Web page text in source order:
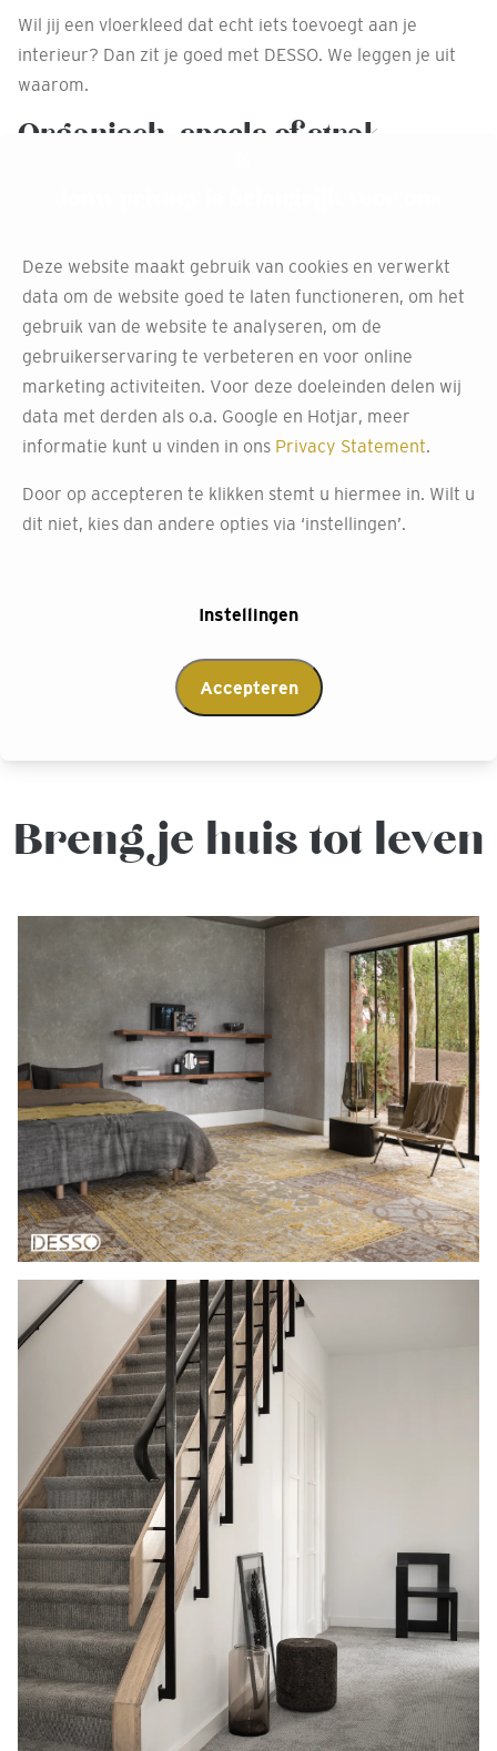
Wil jij een vloerkleed dat echt iets toevoegt aan je
interieur? Dan zit je goed met DESSO. We leggen je uit
waarom.
Organisch, speels of strak,
vormen. Denk aan kidney, pebble of een combinatie van
vormen die prachtig in elkaar overvloeien. Helemaal
bijzonder wordt het wanneer je twee verschillende
kwaliteiten combineert in bijpassende kleuren. En omdat
elk vloerkleed op maat wordt gemaakt, heb je altijd een
uniek kleed dat past bij jouw ruimte.
Breng je huis tot leven
Deze website maakt gebruik van cookies en verwerkt
data om de website goed te laten functioneren, om het
gebruik van de website te analyseren, om de
gebruikerservaring te verbeteren en voor online
marketing activiteiten. Voor deze doeleinden delen wij
data met derden als o.a. Google en Hotjar, meer
informatie kunt u vinden in ons Privacy Statement
Door op accepteren te klikken stemt u hiermee in. Wilt u
dit niet, kies dan andere opties via ‘instellingen’.
Instellingen
Accepteren